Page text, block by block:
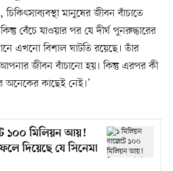
মানুষের জীবন বাঁচাতে
বেঁচে যাওয়ার পর যে দীর্ঘ পুনরুদ্ধারের
এখনো বিশাল ঘাটতি রয়েছে। তাঁর
জীবন বাঁচানো হয়। কিন্তু এরপর কী
অনেকের কাছেই নেই।’
১০০ মিলিয়ন আয়!
দিয়েছে যে সিনেমা